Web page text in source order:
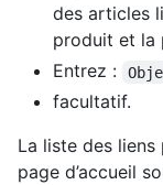
des articles
produit et la
Entrez :
facultatif.
La liste des
page d’accueil